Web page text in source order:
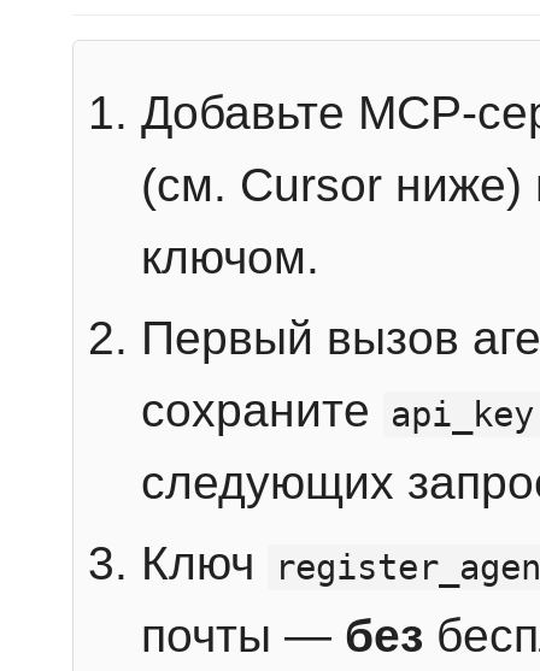
Добавьте MCP-
(см. Cursor ниже)
ключом.
Первый вызов
сохраните
api_key
следующих
Ключ
почты — без